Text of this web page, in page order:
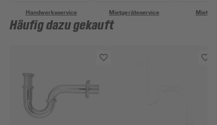
Handwerksservice Mietgeräteservice
Häufig dazu gekauft